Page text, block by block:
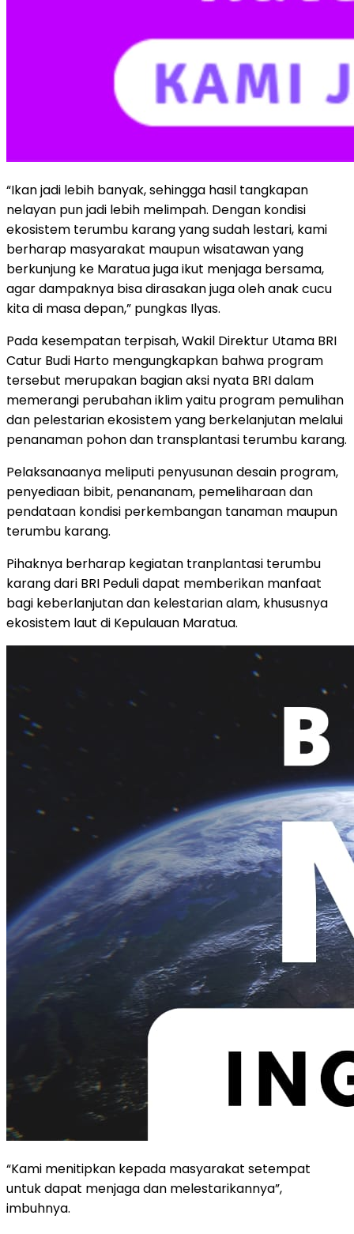
“Ikan jadi lebih banyak, sehingga hasil tangkapan
nelayan pun jadi lebih melimpah. Dengan kondisi
ekosistem terumbu karang yang sudah lestari, kami
berharap masyarakat maupun wisatawan yang
berkunjung ke Maratua juga ikut menjaga bersama,
agar dampaknya bisa dirasakan juga oleh anak cucu
kita di masa depan,” pungkas Ilyas.
Pada kesempatan terpisah, Wakil Direktur Utama BRI
Catur Budi Harto mengungkapkan bahwa program
tersebut merupakan bagian aksi nyata BRI dalam
memerangi perubahan iklim yaitu program pemulihan
dan pelestarian ekosistem yang berkelanjutan melalui
penanaman pohon dan transplantasi terumbu karang.
Pelaksanaanya meliputi penyusunan desain program,
penyediaan bibit, penananam, pemeliharaan dan
pendataan kondisi perkembangan tanaman maupun
terumbu karang.
Pihaknya berharap kegiatan tranplantasi terumbu
karang dari BRI Peduli dapat memberikan manfaat
bagi keberlanjutan dan kelestarian alam, khususnya
ekosistem laut di Kepulauan Maratua.
“Kami menitipkan kepada masyarakat setempat
untuk dapat menjaga dan melestarikannya”,
imbuhnya.